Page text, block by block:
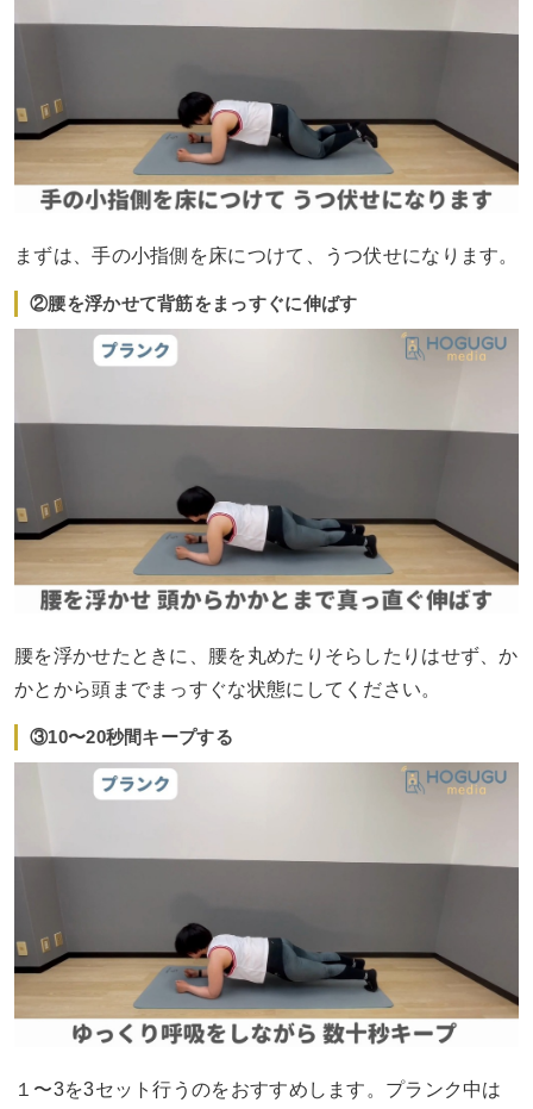
まずは、手の小指側を床につけて、うつ伏せになります。
②腰を浮かせて背筋をまっすぐに伸ばす
腰を浮かせたときに、腰を丸めたりそらしたりはせず、か
かとから頭までまっすぐな状態にしてください。
③10〜20秒間キープする
１〜3を3セット行うのをおすすめします。プランク中は